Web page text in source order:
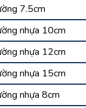
7.5cm
nhựa 10cm
nhựa 12cm
nhựa 15cm
nhựa 8cm